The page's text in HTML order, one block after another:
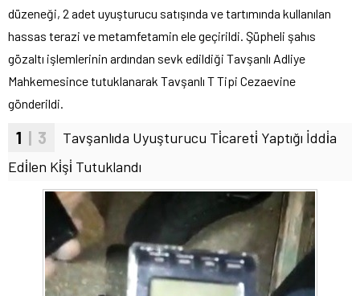
düzeneği, 2 adet uyuşturucu satışında ve tartımında kullanılan
hassas terazi ve metamfetamin ele geçirildi. Şüpheli şahıs
gözaltı işlemlerinin ardından sevk edildiği Tavşanlı Adliye
Mahkemesince tutuklanarak Tavşanlı T Tipi Cezaevine
gönderildi.
1 | 3
Tavşanlıda Uyuşturucu Ti̇careti̇ Yaptığı İddi̇a
Edi̇len Ki̇şi̇ Tutuklandı